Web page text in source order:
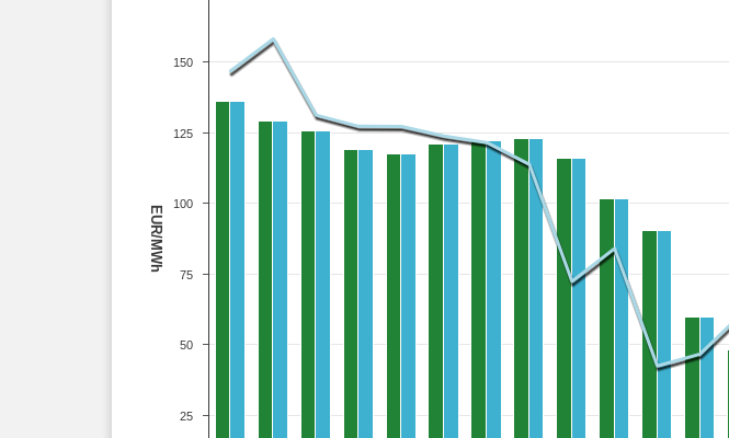
EUR/MWh
25
50
75
100
125
150